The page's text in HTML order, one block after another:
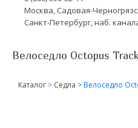
Москва, Садовая-
Санкт-Петербург, наб.
Велоседло Octopus
Каталог > Седла >Велоседло